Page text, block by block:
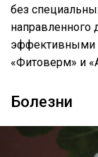
без
эффективными
«Фитоверм» и
Болезни